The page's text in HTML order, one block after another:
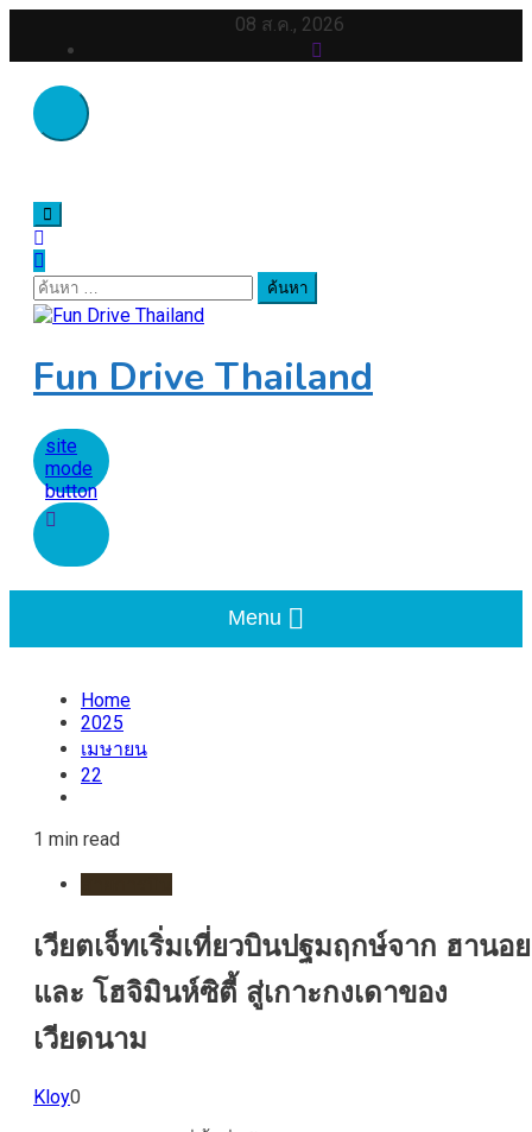
content
08 ส.ค., 2026
ค้นหา
สำหรับ:
Fun Drive Thailand
site
mode
button
Menu
Home
2025
เมษายน
22
1 min read
เวียตเจ็ทเริ่มเที่ยวบินปฐมฤกษ์จาก ฮานอย
และ โฮจิมินห์ซิตี้ สู่เกาะกงเดาของ
เวียดนาม
Kloy0